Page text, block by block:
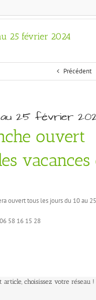
25 février 2024
Précédent
au 25 février
ouvert
vacances
ouvert tous les jours du 10 au
58 16 15 28
article, choisissez votre réseau !